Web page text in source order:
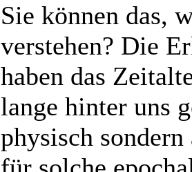
Sie können das,
verstehen? Die
haben das
lange hinter uns
physisch